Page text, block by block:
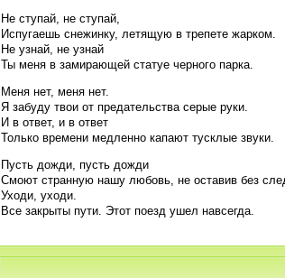
Не ступай, не ступай,
Испугаешь снежинку, летящую в трепете жарком.
Не узнай, не узнай
Ты меня в замирающей статуе черного парка.
Меня нет, меня нет.
Я забуду твои от предательства серые руки.
И в ответ, и в ответ
Только времени медленно капают тусклые звуки.
Пусть дожди, пусть дожди
Смоют странную нашу любовь, не оставив без
Уходи, уходи.
Все закрыты пути. Этот поезд ушел навсегда.